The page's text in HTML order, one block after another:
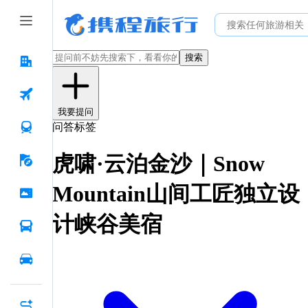
搜索
我要提问
问答标签
虎啸·云泊金沙｜Snow
Mountain山间工匠独立设
计峡谷美宿